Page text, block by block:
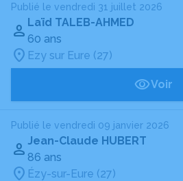
Publié le vendredi 31 juillet 2026
Laïd TALEB-AHMED
60 ans
Ezy sur Eure (27)
Voir
Publié le vendredi 09 janvier 2026
Jean-Claude HUBERT
86 ans
Ézy-sur-Eure (27)